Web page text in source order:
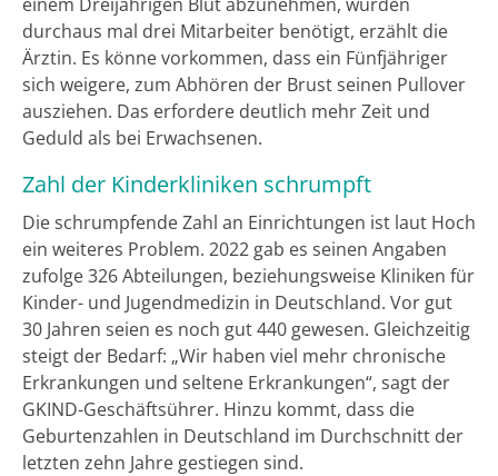
durchaus mal drei Mitarbeiter benötigt, erzählt die
Ärztin. Es könne vorkommen, dass ein Fünfjähriger
sich weigere, zum Abhören der Brust seinen Pullover
ausziehen. Das erfordere deutlich mehr Zeit und
Geduld als bei Erwachsenen.
Zahl der Kinderkliniken schrumpft
Die schrumpfende Zahl an Einrichtungen ist laut Hoch
ein weiteres Problem. 2022 gab es seinen Angaben
zufolge 326 Abteilungen, beziehungsweise Kliniken für
Kinder- und Jugendmedizin in Deutschland. Vor gut
30 Jahren seien es noch gut 440 gewesen. Gleichzeitig
steigt der Bedarf: „Wir haben viel mehr chronische
Erkrankungen und seltene Erkrankungen“, sagt der
GKIND-Geschäftsührer. Hinzu kommt, dass die
Geburtenzahlen in Deutschland im Durchschnitt der
letzten zehn Jahre gestiegen sind.